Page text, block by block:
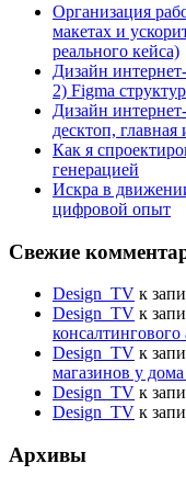
Организация
макетах и
реального кейса)
Дизайн
2) Figma
Дизайн
десктоп,
Как я
генерацией
Искра в
цифровой опыт
Свежие
Design_TV к
Design_TV к
Design_TV к
магазинов у
Design_TV к
Design_TV к
Архивы